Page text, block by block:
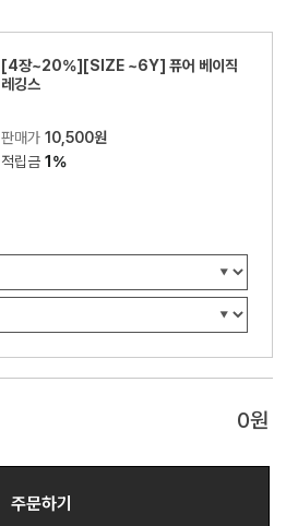
[4장~20%][SIZE ~6Y] 퓨어 베이직
레깅스
판매가10,500원
적립금1%
0원
주문하기